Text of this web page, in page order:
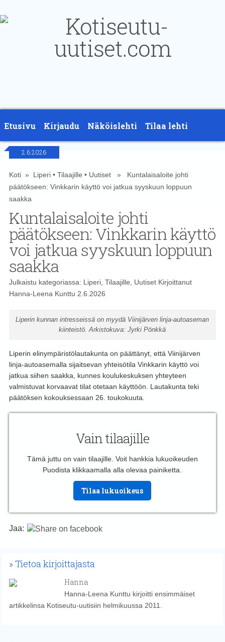
Etusivu Kirjaudu Näköislehti Tilaa lehti
2.6.2026
Koti» Liperi• Tilaajille • Uutiset» Kuntalaisaloite johti
päätökseen: Vinkkarin käyttö voi jatkua syyskuun loppuun
saakka
Kuntalaisaloite johti
päätökseen: Vinkkarin käyttö
voi jatkua syyskuun loppuun
saakka
Julkaistu kategoriassa: Liperi, Tilaajille UutisetKirjoittanut
Hanna-Leena Kunttu 2.6.2026
Liperin kunnan intresseissä on myydä Viinijärven linja-autoaseman
kiinteistö. Arkistokuva: Jyrki Pönkkä
Liperin elinympäristölautakunta on päättänyt, että Viinijärven
linja-autoasemalla sijaitsevan yhteisötila Vinkkarin käyttö voi
jatkua siihen saakka, kunnes koulukeskuksen yhteyteen
valmistuvat korvaavat tilat otetaan käyttöön. Lautakunta teki
päätöksen kokouksessaan 26. toukokuuta.
Vain tilaajille
Tämä juttu on vain tilaajille. Voit hankkia lukuoikeuden
Puodista klikkaamalla alla olevaa painiketta.
Tilaa lukuoikeus
Jaa:
Tietoa kirjoittajasta
Hanna
Hanna-Leena Kunttu kirjoitti ensimmäiset
artikkelinsa Kotiseutu-uutisiin helmikuussa 2011.